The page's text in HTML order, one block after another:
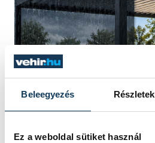
Beleegyezés Részletek
Ez a weboldal sütiket használ